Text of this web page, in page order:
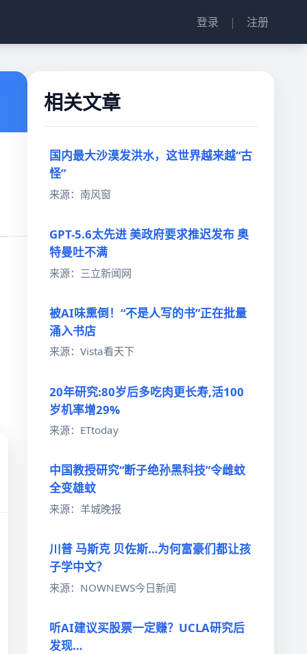
登录 | 注册
相关文章
国内最大沙漠发洪水，这世界越来越“古
怪”
来源：南风窗
GPT-5.6太先进 美政府要求推迟发布 奥
特曼吐不满
来源：三立新闻网
被AI味熏倒！“不是人写的书”正在批量
涌入书店
来源：Vista看天下
20年研究:80岁后多吃肉更长寿,活100
岁机率增29%
来源：ETtoday
中国教授研究“断子绝孙黑科技”令雌蚊
全变雄蚊
来源：羊城晚报
川普 马斯克 贝佐斯…为何富豪们都让孩
子学中文？
来源：NOWNEWS今日新闻
听AI建议买股票一定赚？UCLA研究后
发现…